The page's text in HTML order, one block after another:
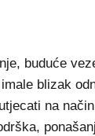
buduće
blizak
na